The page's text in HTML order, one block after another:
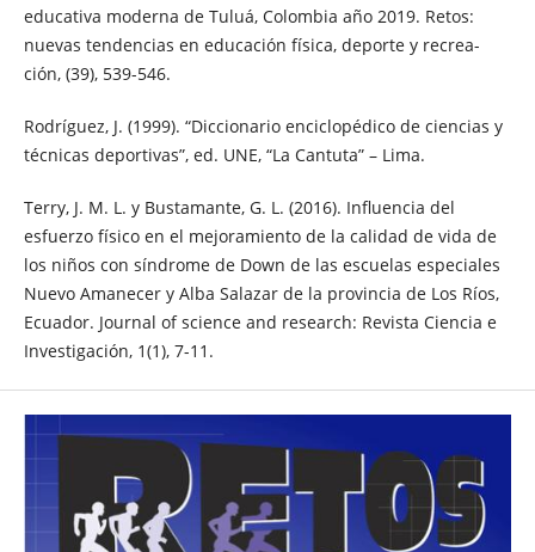
educativa moderna de Tuluá, Colombia año 2019. Retos:
nuevas tendencias en educación física, deporte y recrea-
ción, (39), 539-546.
Rodríguez, J. (1999). “Diccionario enciclopédico de ciencias y
técnicas deportivas”, ed. UNE, “La Cantuta” – Lima.
Terry, J. M. L. y Bustamante, G. L. (2016). Influencia del
esfuerzo físico en el mejoramiento de la calidad de vida de
los niños con síndrome de Down de las escuelas especiales
Nuevo Amanecer y Alba Salazar de la provincia de Los Ríos,
Ecuador. Journal of science and research: Revista Ciencia e
Investigación, 1(1), 7-11.